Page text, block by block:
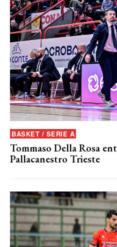
BASKET / SERIE A
Tommaso Della Rosa
Pallacanestro Trieste